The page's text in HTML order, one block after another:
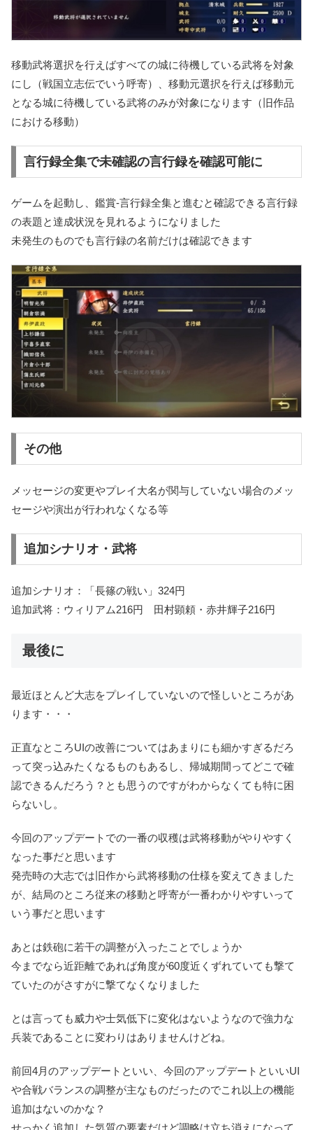
移動武将選択を行えばすべての城に待機している武将を対象
にし（戦国立志伝でいう呼寄）、 移動元選択を行えば移動元
となる城に待機している武将のみが対象になります（旧作品
における移動）
言行録全集で未確認の言行録を確認可能に
ゲームを起動し、鑑賞-言行録全集と進むと確認できる言行録
の表題と達成状況を見れるようになりました
未発生のものでも言行録の名前だけは確認できます
その他
メッセージの変更やプレイ大名が関与していない場合のメッ
セージや演出が行われなくなる等
追加シナリオ・武将
追加シナリオ：「長篠の戦い」324円
追加武将：ウィリアム216円 田村顕頼・赤井輝子216円
最後に
最近ほとんど大志をプレイしていないので怪しいところがあ
ります・・・
正直なところUIの改善についてはあまりにも細かすぎるだろ
って突っ込みたくなるものもあるし、帰城期間ってどこで確
認できるんだろう？とも思うのですがわからなくても特に困
らないし。
今回のアップデートでの一番の収穫は武将移動がやりやすく
なった事だと思います
発売時の大志では旧作から武将移動の仕様を変えてきました
が、結局のところ従来の移動と呼寄が一番わかりやすいって
いう事だと思います
あとは鉄砲に若干の調整が入ったことでしょうか
今までなら近距離であれば角度が60度近くずれていても撃て
ていたのがさすがに撃てなくなりました
とは言っても威力や士気低下に変化はないようなので強力な
兵装であることに変わりはありませんけどね。
前回4月のアップデートといい、今回のアップデートといいUI
や合戦バランスの調整が主なものだったのでこれ以上の機能
追加はないのかな？
せっかく追加した気質の要素だけど調略は立ち消えになって